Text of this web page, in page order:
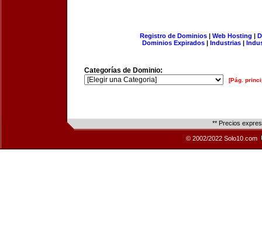
Registro de Dominios| Web Hosting |
Dominios Expirados | Industrias |
Categorías de Dominio:
[Pág.
** Precios
© 2002/2022 Solo10.com